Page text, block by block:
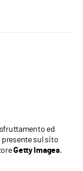
ed
sul sito
Getty Images.